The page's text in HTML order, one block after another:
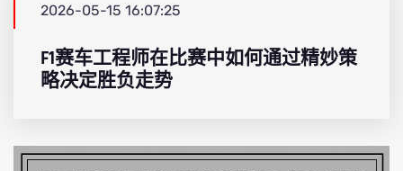
2026-05-15 16:07:25
F1赛车工程师在比赛中如何通过精妙策
略决定胜负走势